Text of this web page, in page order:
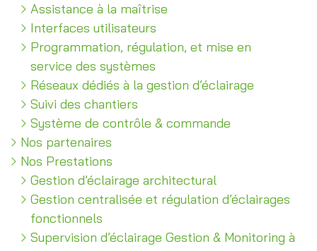
Assistance à la maîtrise
Interfaces utilisateurs
Programmation, régulation, et mise en
service des systèmes
Réseaux dédiés à la gestion d’éclairage
Suivi des chantiers
Système de contrôle & commande
Nos partenaires
Nos Prestations
Gestion d’éclairage architectural
Gestion centralisée et régulation d’éclairages
fonctionnels
Supervision d’éclairage Gestion & Monitoring à